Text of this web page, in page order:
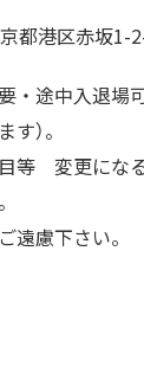
都港区赤坂1-2-
・途中入退場
）。
等 変更になる
遠慮下さい。